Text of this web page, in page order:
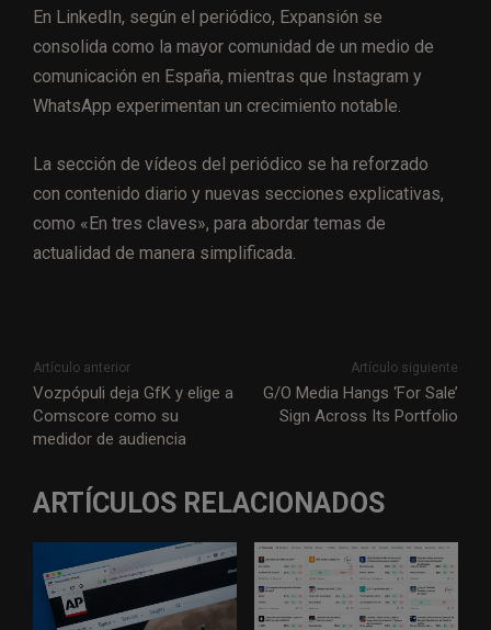
En LinkedIn, según el periódico, Expansión se
consolida como la mayor comunidad de un medio de
comunicación en España, mientras que Instagram y
WhatsApp experimentan un crecimiento notable.
La sección de vídeos del periódico se ha reforzado
con contenido diario y nuevas secciones explicativas,
como «En tres claves», para abordar temas de
actualidad de manera simplificada.
Artículo anterior
Vozpópuli deja GfK y elige a
Comscore como su
medidor de audiencia
Artículo siguiente
G/O Media Hangs ‘For Sale’
Sign Across Its Portfolio
ARTÍCULOS RELACIONADOS